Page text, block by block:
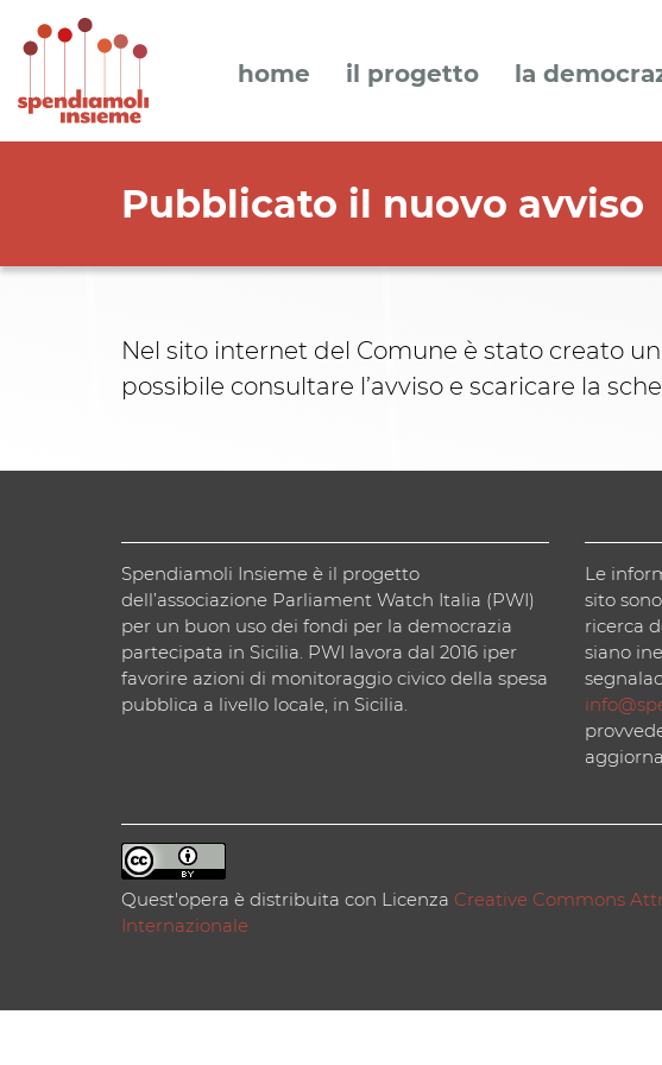
home il progetto la
Pubblicato il nuovo avviso
Nel sito internet del Comune è stato creato
possibile consultare l’avviso e scaricare la
Spendiamoli Insieme è il progetto
dell’associazione Parliament Watch Italia (PWI)
per un buon uso dei fondi per la democrazia
partecipata in Sicilia. PWI lavora dal 2016 iper
favorire azioni di monitoraggio civico della spesa
pubblica a livello locale, in Sicilia.
Le
sito
ricerca
siano
Quest'opera è distribuita con Licenza Creative Commons
Internazionale